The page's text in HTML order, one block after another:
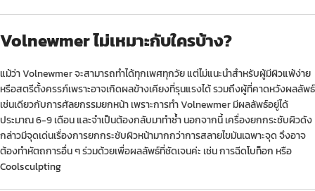
Volnewmer ไม่เหมาะกับใครบ้าง?
แม้ว่า Volnewmer จะสามารถทำได้ทุกเพศทุกวัย แต่ไม่แนะนำสำหรับผู้มีผิวแพ้ง่าย
หรือสตรีตั้งครรภ์เพราะอาจเกิดผลข้างเคียงที่รุนแรงได้ รวมถึงผู้ที่คาดหวังผลลัพธ์
เช่นเดียวกับการศัลยกรรมยกหน้า เพราะการทำ Volnewmer มีผลลัพธ์อยู่ได้
ประมาณ 6-9 เดือน และจำเป็นต้องกลับมาทำซ้ำ นอกจากนี้ เครื่องยกกระชับผิวดัง
กล่าวมีจุดเด่นเรื่องการยกกระชับผิวหน้ามากกว่าการสลายไขมันเฉพาะจุด จึงอาจ
ต้องทำหัตถการอื่น ๆ ร่วมด้วยเพื่อผลลัพธ์ที่ชัดเจนค่ะ เช่น การฉีดโบท็อกหรือ
Coolsculpting